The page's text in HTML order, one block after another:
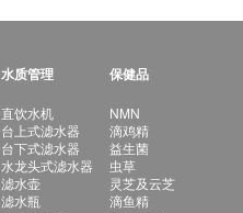
水质管理
直饮水机
台上式滤水器
台下式滤水器
水龙头式滤水器
滤水壶
滤水瓶
保健品
NMN
滴鸡精
益生菌
虫草
灵芝及云芝
滴鱼精